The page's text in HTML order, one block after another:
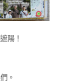
陽！
。